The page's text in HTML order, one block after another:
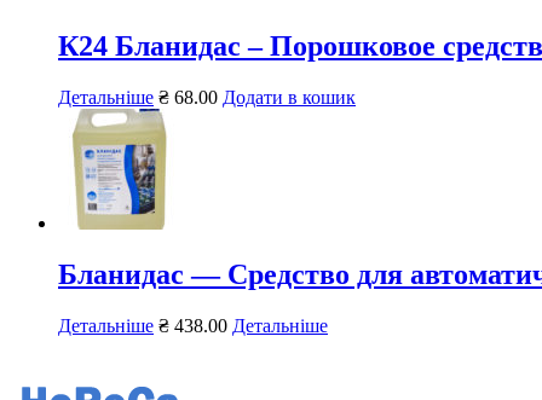
К24 Бланидас – Порошковое
Детальніше ₴ 68.00 Додати в кошик
Бланидас — Средство для
Детальніше ₴ 438.00 Детальніше